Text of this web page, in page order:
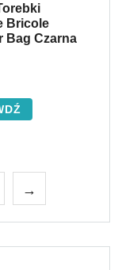
Bricole
Bag Czarna
→